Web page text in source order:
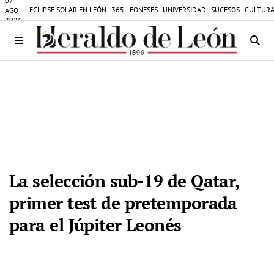
AGO
2026
ECLIPSE SOLAR EN LEÓN 365 LEONESES UNIVERSIDAD SUCESOS
La selección sub-19 de Qatar,
primer test de pretemporada
para el Júpiter Leonés